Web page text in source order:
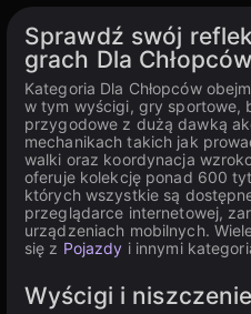
Sprawdź swój
grach Dla Chłopców
Kategoria Dla Chłopców
w tym wyścigi, gry sportowe,
przygodowe z dużą dawką
mechanikach takich jak
walki oraz koordynacja
oferuje kolekcję ponad 600
których wszystkie są
przeglądarce internetowej,
urządzeniach mobilnych.
się z Pojazdy i innymi
Wyścigi i